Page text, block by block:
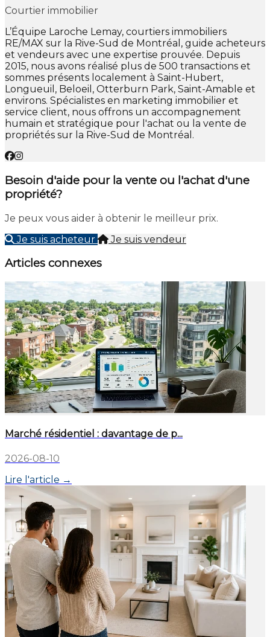
Courtier immobilier
L’Équipe Laroche Lemay, courtiers immobiliers
RE/MAX sur la Rive-Sud de Montréal, guide acheteurs
et vendeurs avec une expertise prouvée. Depuis
2015, nous avons réalisé plus de 500 transactions et
sommes présents localement à Saint-Hubert,
Longueuil, Beloeil, Otterburn Park, Saint-Amable et
environs. Spécialistes en marketing immobilier et
service client, nous offrons un accompagnement
humain et stratégique pour l'achat ou la vente de
propriétés sur la Rive-Sud de Montréal.
Besoin d'aide pour la vente ou l'achat d'une
propriété?
Je peux vous aider à obtenir le meilleur prix.
Je suis acheteur
Je suis vendeur
Articles connexes
Marché résidentiel : davantage de p...
2026-08-10
Lire l'article →